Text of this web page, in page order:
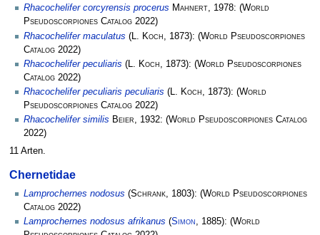
Rhacochelifer corcyrensis procerus Mahnert, 1978: (World
Pseudoscorpiones Catalog 2022)
Rhacochelifer maculatus ( L. Koch , 1873): (World Pseudoscorpiones
Catalog 2022)
Rhacochelifer peculiaris (L. Koch, 1873): (World Pseudoscorpiones
Catalog 2022)
Rhacochelifer peculiaris peculiaris (L. Koch, 1873): (World
Pseudoscorpiones Catalog 2022)
Rhacochelifer similis Beier, 1932: (World Pseudoscorpiones Catalog
2022)
11 Arten.
Chernetidae
Lamprochernes nodosus (Schrank , 1803): (World Pseudoscorpiones
Catalog 2022)
Lamprochernes nodosus afrikanus (Simon, 1885): (World